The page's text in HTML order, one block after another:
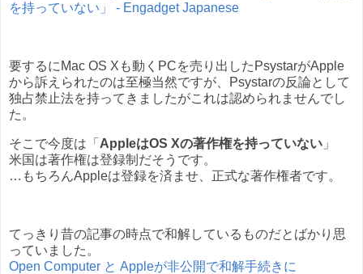
を持っていない」 - Engadget Japanese
要するにMac OS Xも動くPCを売り出したPsystarがApple
から訴えられたのは至極当然ですが、Psystarの反論として
独占禁止法を持ってきましたがこれは認められませんでし
た。
そこで今度は「 AppleはOS Xの著作権を持っていない 」
米国は著作権は登録制だそうです。
…もちろんAppleは登録を済ませ、正式な著作権者です。
てっきり昔の記事の時点で和解しているものだとばかり思
っていました。
Open Computer と Appleが非公開で和解手続きに